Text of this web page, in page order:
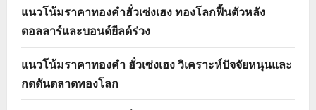
แนวโน้มราคาทองคำฮั่วเซ่งเฮง ทองโลกฟื้นตัวหลัง
ดอลลาร์และบอนด์ยีลด์ร่วง
แนวโน้มราคาทองคำ ฮั่วเซ่งเฮง วิเคราะห์ปัจจัยหนุนและ
กดดันตลาดทองโลก